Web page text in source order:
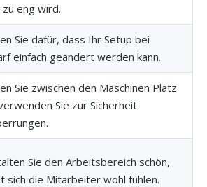
zu eng wird.
Sie dafür, dass Ihr Setup bei
einfach geändert werden kann.
Sie zwischen den Maschinen Platz
Sie zur Sicherheit
Sie den Arbeitsbereich schön,
sich die Mitarbeiter wohl fühlen.